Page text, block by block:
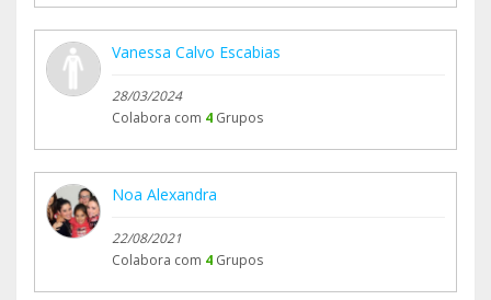
Vanessa Calvo Escabias
28/03/2024
Colabora com 4 Grupos
Noa Alexandra
22/08/2021
Colabora com 4 Grupos